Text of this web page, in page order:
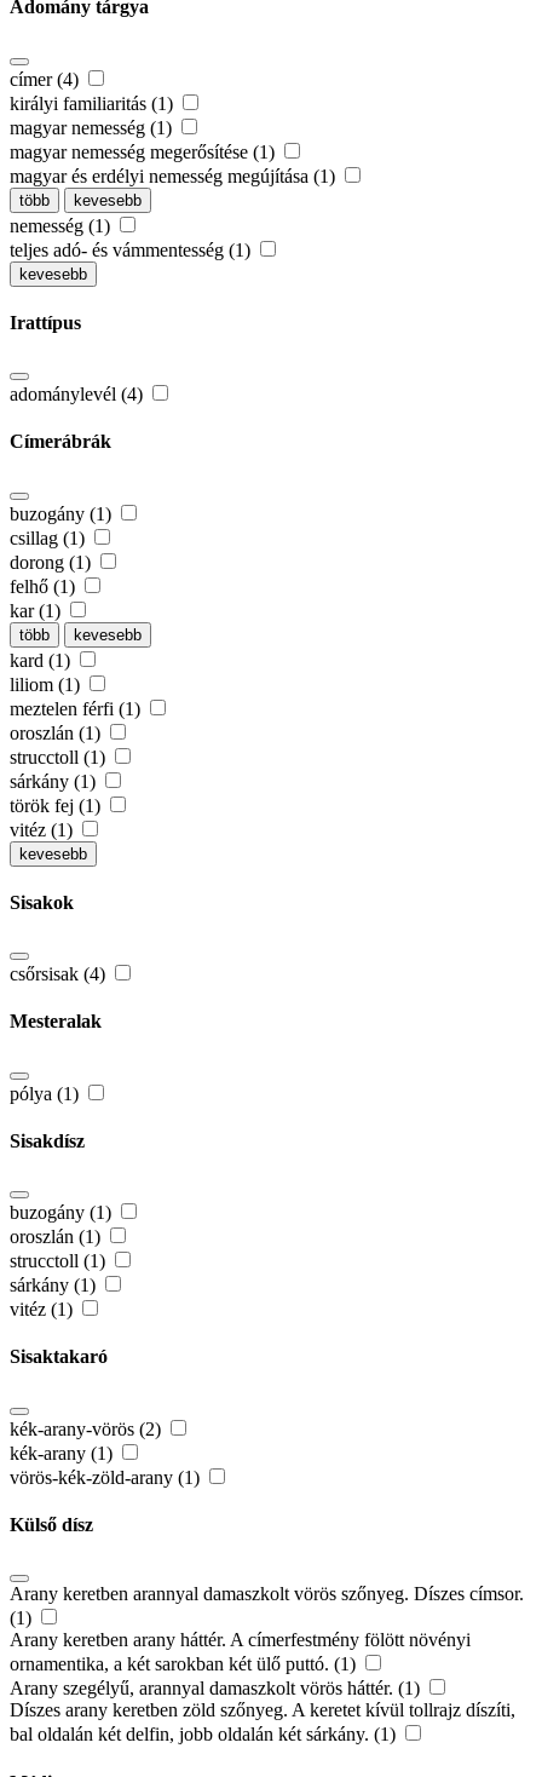
Adomány tárgya
címer (4)
királyi familiaritás (1)
magyar nemesség (1)
magyar nemesség megerősítése (1)
magyar és erdélyi nemesség megújítása (1)
több kevesebb
nemesség (1)
teljes adó- és vámmentesség (1)
kevesebb
Irattípus
adománylevél (4)
Címerábrák
buzogány (1)
csillag (1)
dorong (1)
felhő (1)
kar (1)
több kevesebb
kard (1)
liliom (1)
meztelen férfi (1)
oroszlán (1)
strucctoll (1)
sárkány (1)
török fej (1)
vitéz (1)
kevesebb
Sisakok
csőrsisak (4)
Mesteralak
pólya (1)
Sisakdísz
buzogány (1)
oroszlán (1)
strucctoll (1)
sárkány (1)
vitéz (1)
Sisaktakaró
kék-arany-vörös (2)
kék-arany (1)
vörös-kék-zöld-arany (1)
Külső dísz
Arany keretben arannyal damaszkolt vörös szőnyeg. Díszes címsor.
(1)
Arany keretben arany háttér. A címerfestmény fölött növényi
ornamentika, a két sarokban két ülő puttó. (1)
Arany szegélyű, arannyal damaszkolt vörös háttér. (1)
Díszes arany keretben zöld szőnyeg. A keretet kívül tollrajz díszíti,
bal oldalán két delfin, jobb oldalán két sárkány. (1)